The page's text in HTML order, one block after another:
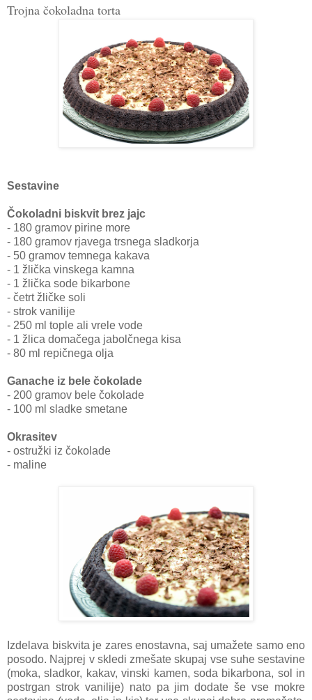
Trojna čokoladna torta
Sestavine
Čokoladni biskvit brez jajc
- 180 gramov pirine more
- 180 gramov rjavega trsnega sladkorja
- 50 gramov temnega kakava
- 1 žlička vinskega kamna
- 1 žlička sode bikarbone
- četrt žličke soli
- strok vanilije
- 250 ml tople ali vrele vode
- 1 žlica domačega jabolčnega kisa
- 80 ml repičnega olja
Ganache iz bele čokolade
- 200 gramov bele čokolade
- 100 ml sladke smetane
Okrasitev
- ostružki iz čokolade
- maline
Izdelava biskvita je zares enostavna, saj umažete samo eno
posodo. Najprej v skledi zmešate skupaj vse suhe sestavine
(moka, sladkor, kakav, vinski kamen, soda bikarbona, sol in
postrgan strok vanilije) nato pa jim dodate še vse mokre